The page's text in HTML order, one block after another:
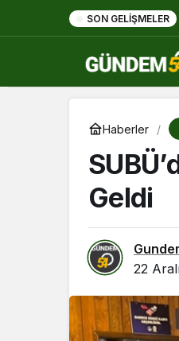
SON GELIŞMELER
Haberler
Geldi
22